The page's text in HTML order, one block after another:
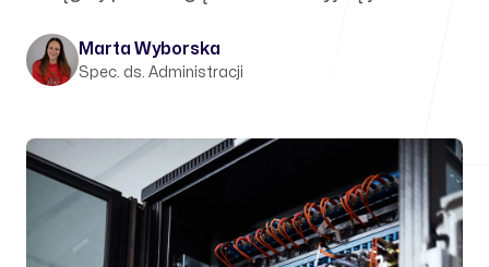
Marta Wyborska
Spec. ds. Administracji